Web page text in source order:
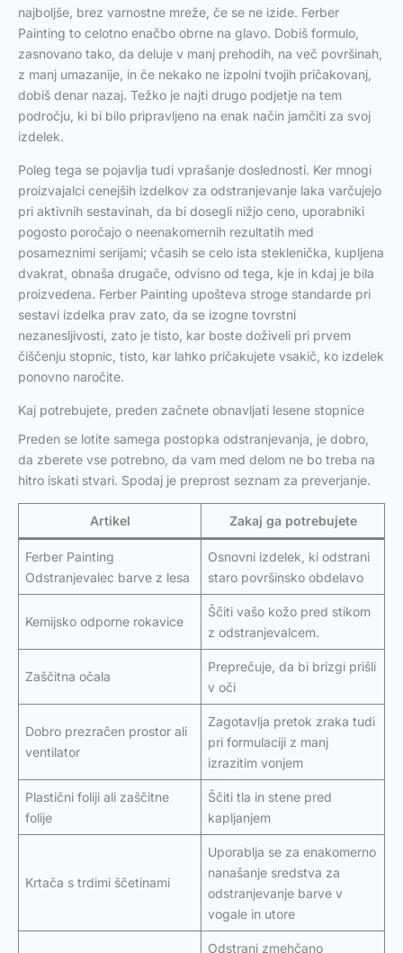
najboljše, brez varnostne mreže, če se ne izide. Ferber
Painting to celotno enačbo obrne na glavo. Dobiš formulo,
zasnovano tako, da deluje v manj prehodih, na več površinah,
z manj umazanije, in če nekako ne izpolni tvojih pričakovanj,
dobiš denar nazaj. Težko je najti drugo podjetje na tem
področju, ki bi bilo pripravljeno na enak način jamčiti za svoj
izdelek.
Poleg tega se pojavlja tudi vprašanje doslednosti. Ker mnogi
proizvajalci cenejših izdelkov za odstranjevanje laka varčujejo
pri aktivnih sestavinah, da bi dosegli nižjo ceno, uporabniki
pogosto poročajo o neenakomernih rezultatih med
posameznimi serijami; včasih se celo ista steklenička, kupljena
dvakrat, obnaša drugače, odvisno od tega, kje in kdaj je bila
proizvedena. Ferber Painting upošteva stroge standarde pri
sestavi izdelka prav zato, da se izogne tovrstni
nezanesljivosti, zato je tisto, kar boste doživeli pri prvem
čiščenju stopnic, tisto, kar lahko pričakujete vsakič, ko izdelek
ponovno naročite.
Kaj potrebujete, preden začnete obnavljati lesene stopnice
Preden se lotite samega postopka odstranjevanja, je dobro,
da zberete vse potrebno, da vam med delom ne bo treba na
hitro iskati stvari. Spodaj je preprost seznam za preverjanje.
Artikel Zakaj ga potrebujete
Ferber Painting
Odstranjevalec barve z lesa
Osnovni izdelek, ki odstrani
staro površinsko obdelavo
Kemijsko odporne rokavice
Ščiti vašo kožo pred stikom
z odstranjevalcem.
Zaščitna očala
Preprečuje, da bi brizgi prišli
v oči
Dobro prezračen prostor ali
ventilator
Zagotavlja pretok zraka tudi
pri formulaciji z manj
izrazitim vonjem
Plastični foliji ali zaščitne
folije
Ščiti tla in stene pred
kapljanjem
Krtača s trdimi ščetinami
Uporablja se za enakomerno
nanašanje sredstva za
odstranjevanje barve v
vogale in utore
Odstrani zmehčano